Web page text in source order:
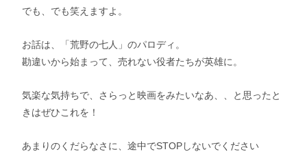
でも、でも笑えますよ。
お話は、「荒野の七人」のパロディ。
勘違いから始まって、売れない役者たちが英雄に。
気楽な気持ちで、さらっと映画をみたいなあ、、と思ったと
きはぜひこれを！
あまりのくだらなさに、途中でSTOPしないでください